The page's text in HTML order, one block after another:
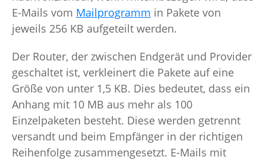
E-Mails vom Mailprogramm in Pakete von
jeweils 256 KB aufgeteilt werden.
Der Router, der zwischen Endgerät und Provider
geschaltet ist, verkleinert die Pakete auf eine
Größe von unter 1,5 KB. Dies bedeutet, dass ein
Anhang mit 10 MB aus mehr als 100
Einzelpaketen besteht. Diese werden getrennt
versandt und beim Empfänger in der richtigen
Reihenfolge zusammengesetzt. E-Mails mit